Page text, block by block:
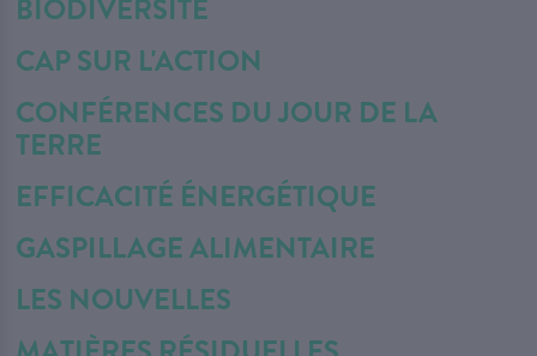
BIODIVERSITÉ
CAP SUR L'ACTION
CONFÉRENCES DU JOUR DE LA
TERRE
EFFICACITÉ ÉNERGÉTIQUE
GASPILLAGE ALIMENTAIRE
LES NOUVELLES